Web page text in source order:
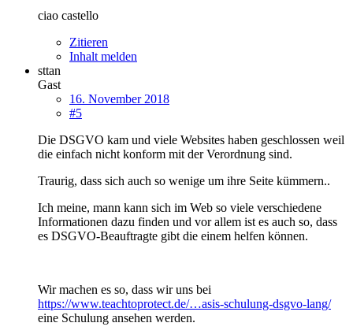
ciao castello
Zitieren
Inhalt melden
sttan
Gast
16. November 2018
#5
Die DSGVO kam und viele Websites haben geschlossen weil
die einfach nicht konform mit der Verordnung sind.
Traurig, dass sich auch so wenige um ihre Seite kümmern..
Ich meine, mann kann sich im Web so viele verschiedene
Informationen dazu finden und vor allem ist es auch so, dass
es DSGVO-Beauftragte gibt die einem helfen können.
Wir machen es so, dass wir uns bei
https://www.teachtoprotect.de/…asis-schulung-dsgvo-lang/
eine Schulung ansehen werden.